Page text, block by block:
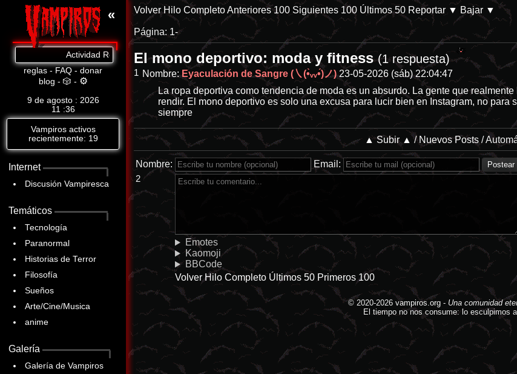
«
Actividad Reciente: Sé que todo lo estás haciendo tú, estigma. - Refugiados de ChanMX -/internet/
reglas - FAQ - donar
blog - 🎲 - ⚙
9 de agosto : 2026
11 :36
Vampiros activos
recientemente: 19
Internet
Discusión Vampiresca
Temáticos
Tecnología
Paranormal
Historias de Terror
Filosofía
Sueños
Arte/Cine/Musica
anime
Galería
Galería de Vampiros
Volver Hilo CompletoAnteriores 100 Siguientes 100 Últimos 50 Reportar ▼ Bajar ▼
Página: 1-
El mono deportivo: moda y fitness(1 respuesta)
1 Nombre:Eyaculación de Sangre (㇏(•̀ᵥᵥ•́)ノ) 23-05-2026 (sáb) 22:04:47
La ropa deportiva como tendencia de moda es un absurdo. La gente que
rendir. El mono deportivo es solo una excusa para lucir bien en Instagram, no
siempre
▲ Subir ▲ / Nuevos Posts /
Nombre: Email:
2
Emotes
Kaomoji
BBCode
Volver Hilo Completo Últimos 50 Primeros 100
© 2020-2026 vampiros.org - Una comunidad
El tiempo no nos consume: lo esculpimos